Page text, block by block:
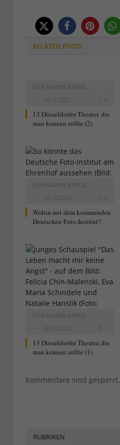
RELATED POSTS
VON RAINER BARTEL
16.12.2022
0
13 Düsseldorfer Theater, die
man kennen sollte (2)
VON RAINER BARTEL
15.12.2022
0
Wohin mit dem kommenden
Deutschen Foto-Institut?
VON RAINER BARTEL
07.12.2022
1
13 Düsseldorfer Theater, die
man kennen sollte (1)
Kommentare sind gesperrt.
RUBRIKEN